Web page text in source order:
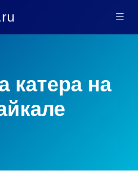
катера на